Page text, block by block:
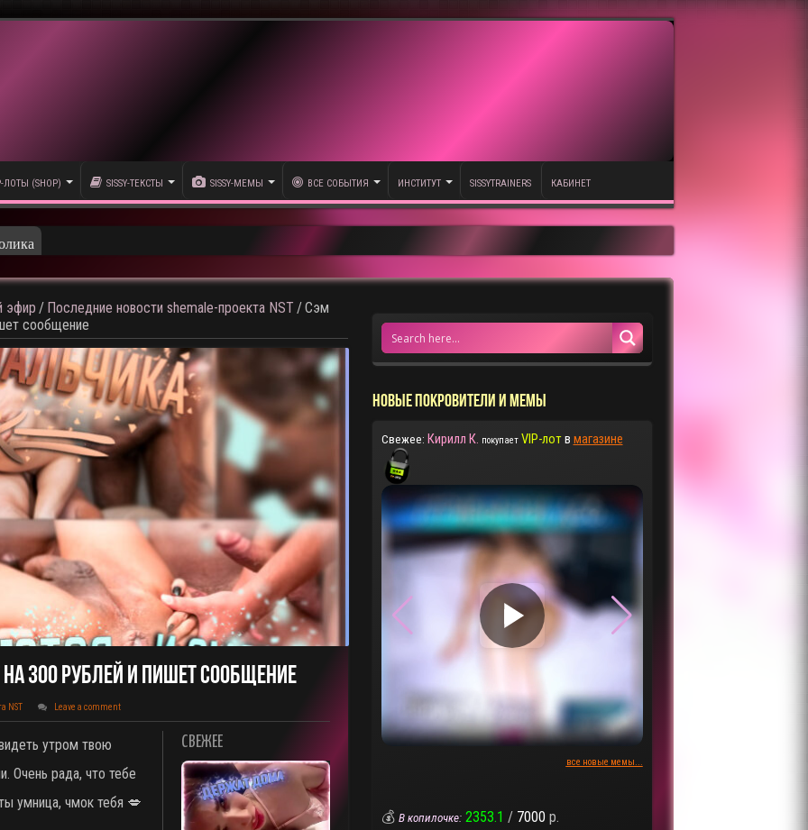
ЛОТЫ (SHOP) SISSY-ТЕКСТЫ SISSY-МЕМЫ ВСЕ СОБЫТИЯ ИНСТИТУТ SISSYTRAINERS КАБИНЕТ
эфир / Последние новости shemale-проекта NST /Сэм
сообщение
300 Рублей И Пишет Сообщение
NST Leave a comment
СВЕЖЕЕ
утром твою
Очень рада, что тебе
умница, чмок тебя 💋
НОВЫЕ ПОКРОВИТЕЛИ И МЕМЫ
Свежее: Кирилл К. покупает VIP-лотв магазине
▶
все новые мемы...
💰 В копилочке: 2353.1 / 7000 р.